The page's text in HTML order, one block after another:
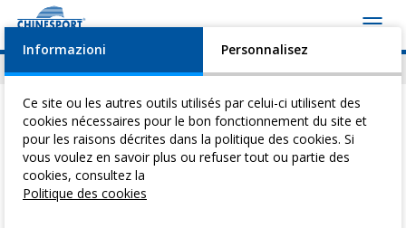
Actualités Evénements Video Download
Vous êtes ici: Home>Leve-Personne Et Transfert>Elingues Standard
Harnais En Maille Standard Avec Passers
Informazioni Personnalisez
Ce site ou les autres outils utilisés par celui-ci utilisent des
cookies nécessaires pour le bon fonctionnement du site et
pour les raisons décrites dans la politique des cookies. Si
vous voulez en savoir plus ou refuser tout ou partie des
cookies, consultez la
Politique des cookies